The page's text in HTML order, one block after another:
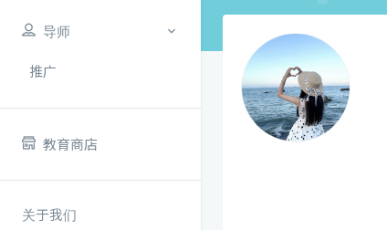
导师
推广
教育商店
关于我们